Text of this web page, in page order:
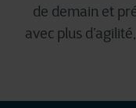
de demain et
avec plus